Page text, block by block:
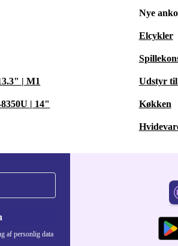
| M1
| 14"
Nye
Elcykler
Udstyr
Køkken
af personlig data